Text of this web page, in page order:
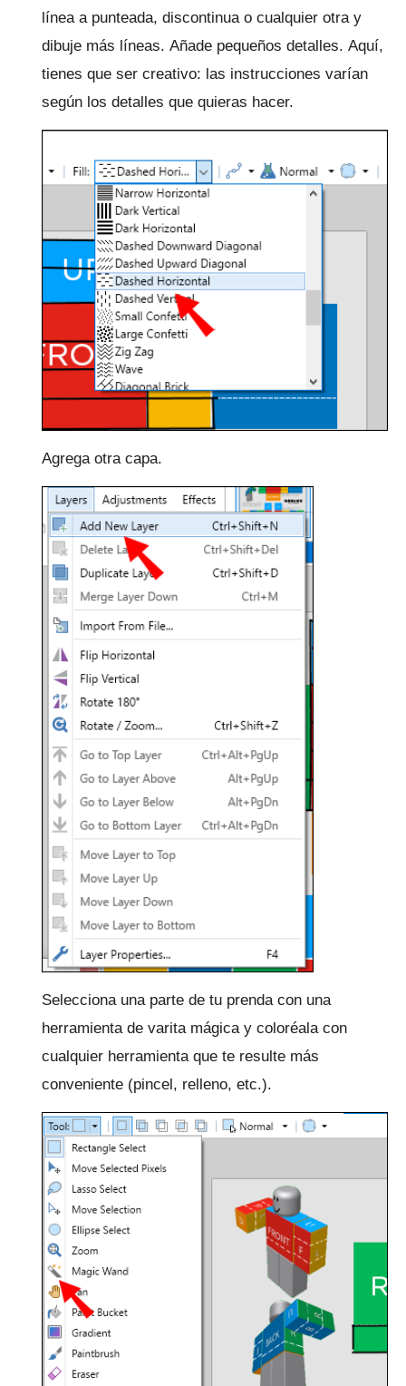
línea a punteada, discontinua o cualquier otra y
dibuje más líneas. Añade pequeños detalles. Aquí,
tienes que ser creativo: las instrucciones varían
según los detalles que quieras hacer.
Agrega otra capa.
Selecciona una parte de tu prenda con una
herramienta de varita mágica y coloréala con
cualquier herramienta que te resulte más
conveniente (pincel, relleno, etc.).